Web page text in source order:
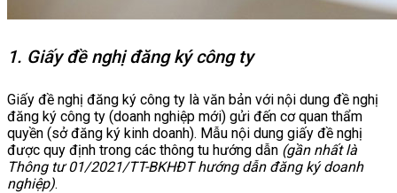
1. Giấy đề nghị đăng ký công ty
Giấy đề nghị đăng ký công ty là văn bản với nội dung đề nghị
đăng ký công ty (doanh nghiệp mới) gửi đến cơ quan thẩm
quyền (sở đăng ký kinh doanh). Mẫu nội dung giấy đề nghị
được quy định trong các thông tu hướng dẫn (gần nhất là
Thông tư 01/2021/TT-BKHĐT hướng dẫn đăng ký doanh
nghiệp).